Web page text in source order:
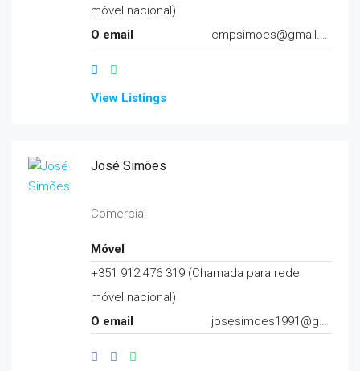
móvel nacional)
O email
cmpsimoes@gmail.com
View Listings
José Simões
Comercial
Móvel
+351 912 476 319 (Chamada para rede
móvel nacional)
O email
josesimoes1991@gmail.com